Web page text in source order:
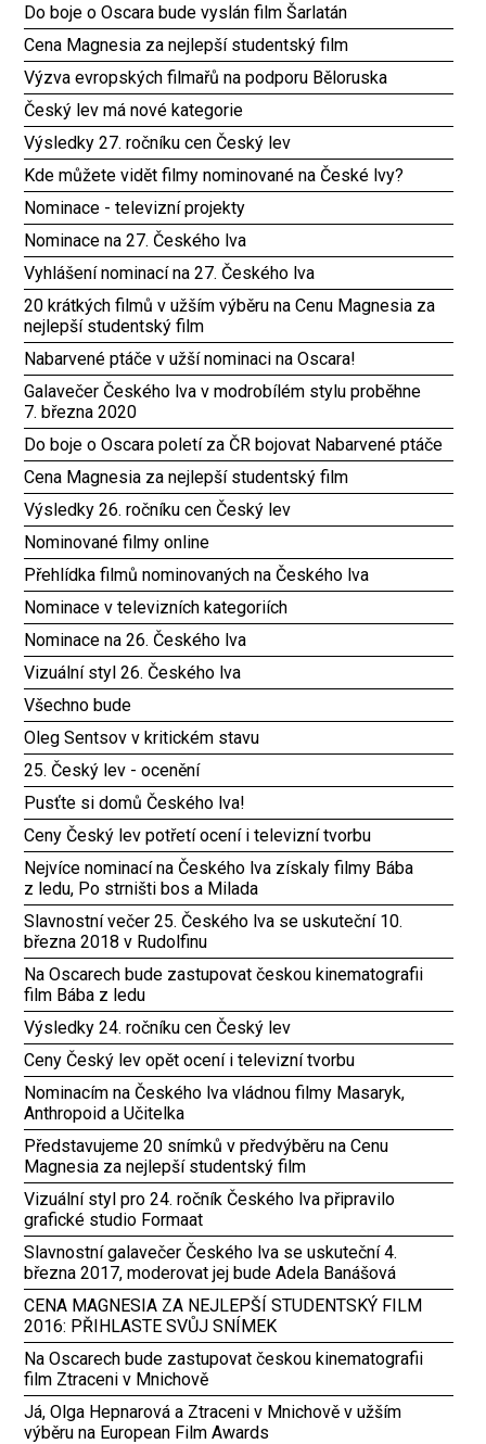
Do boje o Oscara bude vyslán film Šarlatán
Cena Magnesia za nejlepší studentský film
Výzva evropských filmařů na podporu Běloruska
Český lev má nové kategorie
Výsledky 27. ročníku cen Český lev
Kde můžete vidět filmy nominované na České lvy?
Nominace - televizní projekty
Nominace na 27. Českého lva
Vyhlášení nominací na 27. Českého lva
20 krátkých filmů v užším výběru na Cenu Magnesia za
nejlepší studentský film
Nabarvené ptáče v užší nominaci na Oscara!
Galavečer Českého lva v modrobílém stylu proběhne
7. března 2020
Do boje o Oscara poletí za ČR bojovat Nabarvené ptáče
Cena Magnesia za nejlepší studentský film
Výsledky 26. ročníku cen Český lev
Nominované filmy online
Přehlídka filmů nominovaných na Českého lva
Nominace v televizních kategoriích
Nominace na 26. Českého lva
Vizuální styl 26. Českého lva
Všechno bude
Oleg Sentsov v kritickém stavu
25. Český lev - ocenění
Pusťte si domů Českého lva!
Ceny Český lev potřetí ocení i televizní tvorbu
Nejvíce nominací na Českého lva získaly filmy Bába
z ledu, Po strništi bos a Milada
Slavnostní večer 25. Českého lva se uskuteční 10.
března 2018 v Rudolfinu
Na Oscarech bude zastupovat českou kinematografii
film Bába z ledu
Výsledky 24. ročníku cen Český lev
Ceny Český lev opět ocení i televizní tvorbu
Nominacím na Českého lva vládnou filmy Masaryk,
Anthropoid a Učitelka
Představujeme 20 snímků v předvýběru na Cenu
Magnesia za nejlepší studentský film
Vizuální styl pro 24. ročník Českého lva připravilo
grafické studio Formaat
Slavnostní galavečer Českého lva se uskuteční 4.
března 2017, moderovat jej bude Adela Banášová
CENA MAGNESIA ZA NEJLEPŠÍ STUDENTSKÝ FILM
2016: PŘIHLASTE SVŮJ SNÍMEK
Na Oscarech bude zastupovat českou kinematografii
film Ztraceni v Mnichově
Já, Olga Hepnarová a Ztraceni v Mnichově v užším
výběru na European Film Awards